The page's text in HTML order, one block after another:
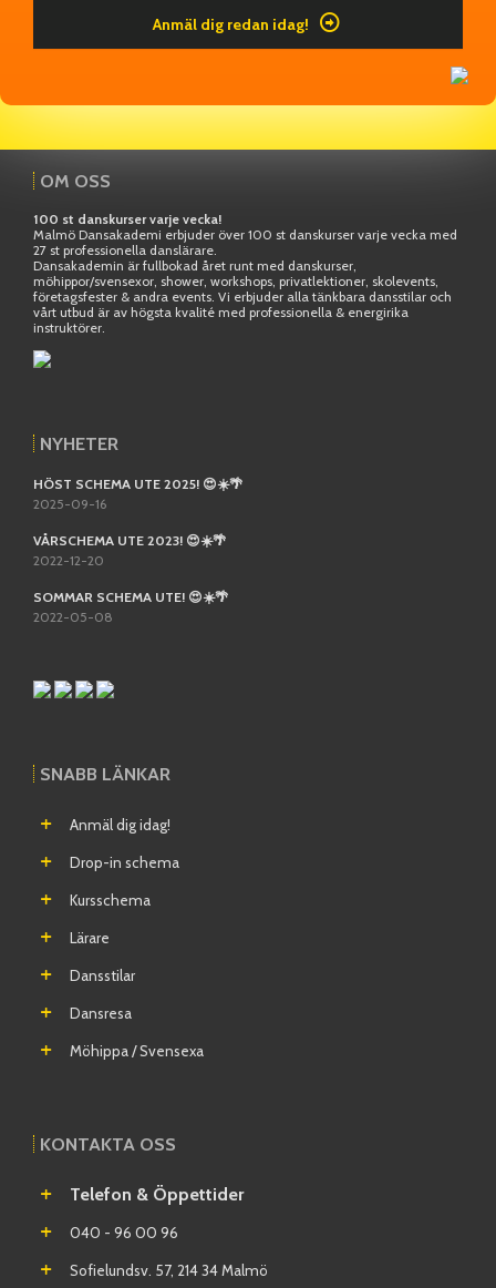
Anmäl dig redan idag!
OM OSS
100 st danskurser varje vecka!
Malmö Dansakademi erbjuder över 100 st danskurser varje vecka med
27 st professionella danslärare.
Dansakademin är fullbokad året runt med danskurser,
möhippor/svensexor, shower, workshops, privatlektioner, skolevents,
företagsfester & andra events. Vi erbjuder alla tänkbara dansstilar och
vårt utbud är av högsta kvalité med professionella & energirika
instruktörer.
NYHETER
HÖST SCHEMA UTE 2025! 😍☀️🌴
2025-09-16
VÅRSCHEMA UTE 2023! 😍☀️🌴
2022-12-20
SOMMAR SCHEMA UTE! 😍☀️🌴
2022-05-08
SNABB LÄNKAR
Anmäl dig idag!
Drop-in schema
Kursschema
Lärare
Dansstilar
Dansresa
Möhippa / Svensexa
KONTAKTA OSS
Telefon & Öppettider
040 - 96 00 96
Sofielundsv. 57, 214 34 Malmö